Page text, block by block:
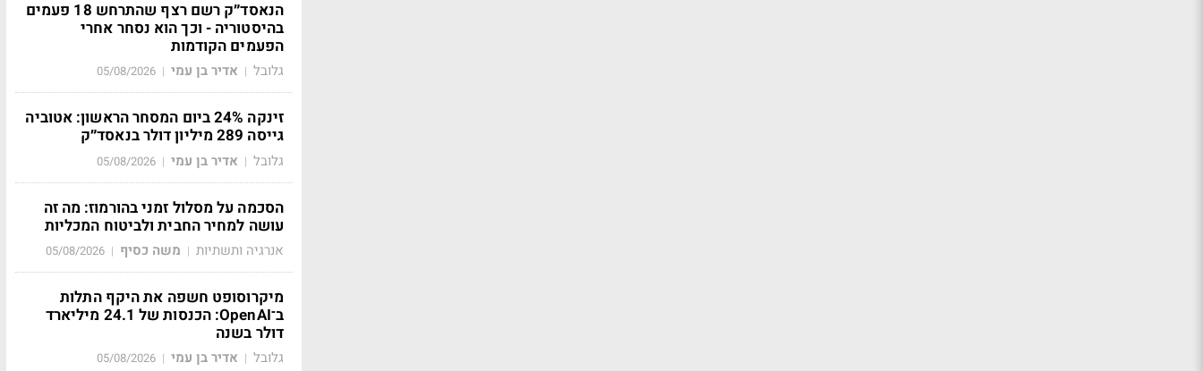
הנאסד״ק רשם רצף שהתרחש 18 פעמים
בהיסטוריה - וכך הוא נסחר אחרי
הפעמים הקודמות
גלובל | אדיר בן עמי |
05/08/2026
זינקה 24% ביום המסחר הראשון: אטוביה
גייסה 289 מיליון דולר בנאסד״ק
גלובל | אדיר בן עמי |
05/08/2026
הסכמה על מסלול זמני בהורמוז: מה זה
עושה למחיר החבית ולביטוח המכליות
אנרגיה ותשתיות | משה כסיף |
05/08/2026
מיקרוסופט חשפה את היקף התלות
ב־OpenAI: הכנסות של 24.1 מיליארד
דולר בשנה
גלובל | אדיר בן עמי |
05/08/2026